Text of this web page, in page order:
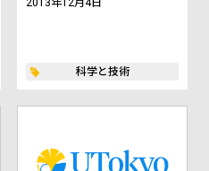
2013年12月4日
科学と技術